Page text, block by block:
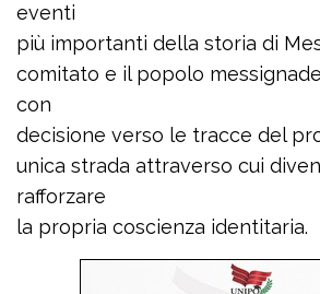
eventi
più importanti della storia di
comitato e il popolo
con
decisione verso le tracce del
unica strada attraverso cui
rafforzare
la propria coscienza identitaria.